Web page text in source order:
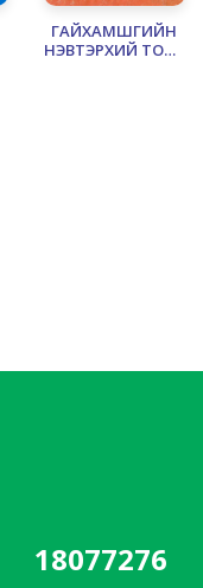
ГАЙХАМШГИЙН
НЭВТЭРХИЙ ТОЛЬ
18077276